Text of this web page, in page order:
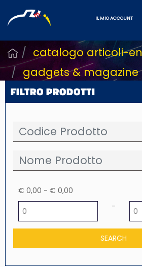
IL MIO ACCOUNT
catalogo articoli-en
gadgets & magazine
FILTRO PRODOTTI
€ 0,00 - € 0,00
-